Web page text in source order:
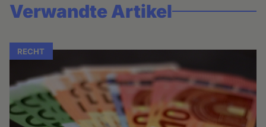
Verwandte Artikel
RECHT